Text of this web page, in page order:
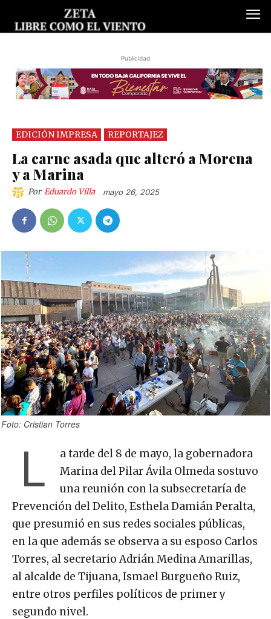
Publicidad
EDICIÓN IMPRESA REPORTAJEZ
La carne asada que alteró a Morena
y a Marina
Por Eduardo Villa mayo 26, 2025
Foto: Cristian Torres
L
a tarde del 8 de mayo, la gobernadora
Marina del Pilar Ávila Olmeda sostuvo
una reunión con la subsecretaría de
Prevención del Delito, Esthela Damián Peralta,
que presumió en sus redes sociales públicas,
en la que además se observa a su esposo Carlos
Torres, al secretario Adrián Medina Amarillas,
al alcalde de Tijuana, Ismael Burgueño Ruiz,
entre otros perfiles políticos de primer y
segundo nivel.